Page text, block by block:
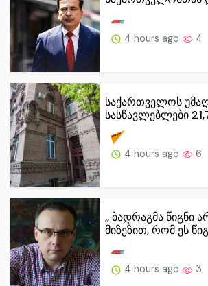
4 hours ago 4
საქართველოს
სასწავლებლები
4 hours ago 6
,, ბადრაგმა წიგნი
მიზეზით, რომ ეს
4 hours ago 3